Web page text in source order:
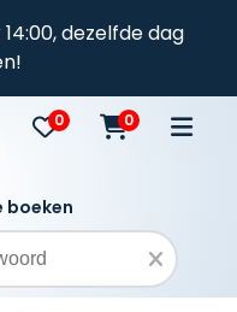
dezelfde dag
0 0
boeken